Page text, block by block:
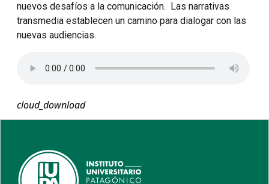
nuevos desafíos a la comunicación. Las narrativas
transmedia establecen un camino para dialogar con las
nuevas audiencias.
cloud_download